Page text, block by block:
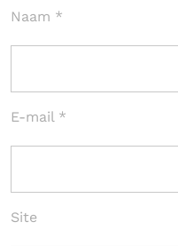
Naam *
E-mail *
Site